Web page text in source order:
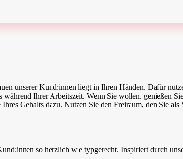
unserer Kund:innen liegt in Ihren Händen. Dafür
Ihrer Arbeitszeit. Wenn Sie wollen, genießen
Gehalts dazu. Nutzen Sie den Freiraum, den Sie als
so herzlich wie typgerecht. Inspiriert durch